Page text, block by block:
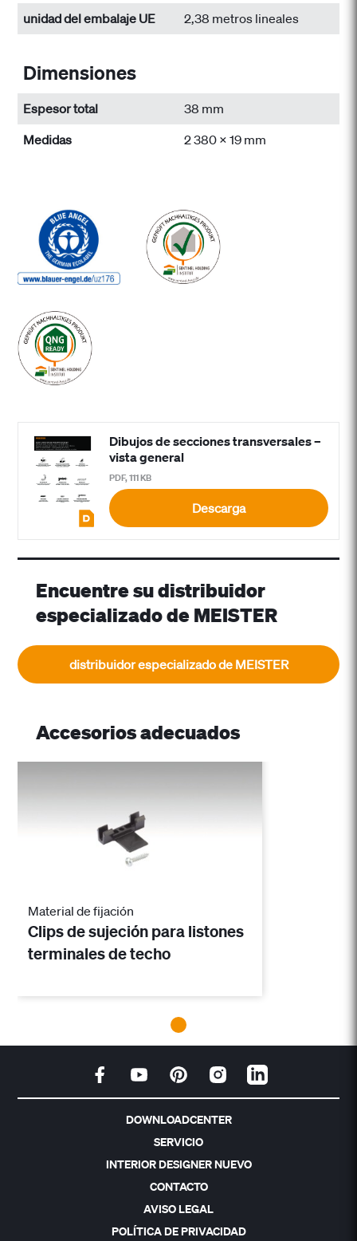
unidad del embalaje UE
2,38 metros lineales
Dimensiones
Espesor total
38 mm
Medidas
2 380 x 19 mm
Dibujos de secciones transversales –
vista general
PDF, 111 KB
Descarga
Encuentre su distribuidor
especializado de MEISTER
distribuidor especializado de MEISTER
Accesorios adecuados
Material de fijación
Clips de sujeción para listones
terminales de techo
DOWNLOADCENTER
SERVICIO
INTERIOR DESIGNER NUEVO
CONTACTO
AVISO LEGAL
POLÍTICA DE PRIVACIDAD